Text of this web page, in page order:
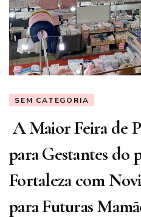
SEM CATEGORIA
A Maior Feira de
para Gestantes do
Fortaleza com
para Futuras